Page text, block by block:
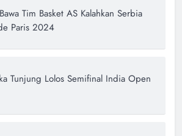
Tim Basket AS Kalahkan Serbia
Paris 2024
Tunjung Lolos Semifinal India Open